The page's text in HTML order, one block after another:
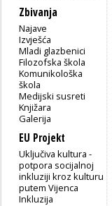
Zbivanja
Najave
Izvješća
Mladi glazbenici
Filozofska škola
Komunikološka
škola
Medijski susreti
Knjižara
Galerija
EU Projekt
Uključiva kultura -
potpora socijalnoj
inkluziji kroz kulturu
putem Vijenca
Inkluzija